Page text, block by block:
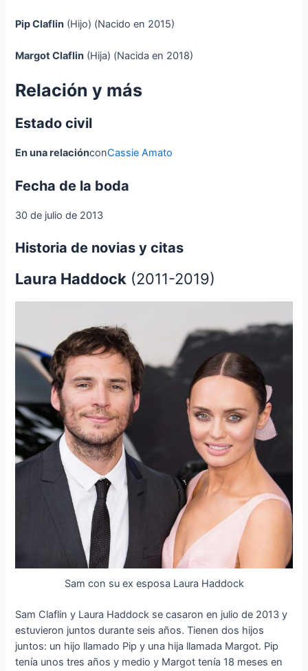
Pip Claflin (Hijo) (Nacido en 2015)
Margot Claflin (Hija) (Nacida en 2018)
Relación y más
Estado civil
En una relaciónconCassie Amato
Fecha de la boda
30 de julio de 2013
Historia de novias y citas
Laura Haddock (2011-2019)
Sam con su ex esposa Laura Haddock
Sam Claflin y Laura Haddock se casaron en julio de 2013 y
estuvieron juntos durante seis años. Tienen dos hijos
juntos: un hijo llamado Pip y una hija llamada Margot. Pip
tenía unos tres años y medio y Margot tenía 18 meses en